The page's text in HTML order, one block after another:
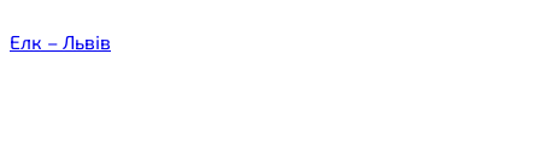
Елк – Львів